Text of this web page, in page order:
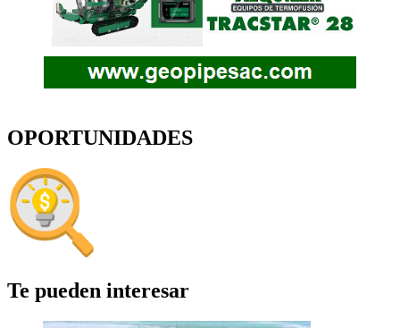
OPORTUNIDADES
Te pueden interesar